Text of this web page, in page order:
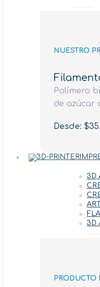
NUESTRO
Polímero
de azúcar
Desde:
3D
3D
PRODUCTO